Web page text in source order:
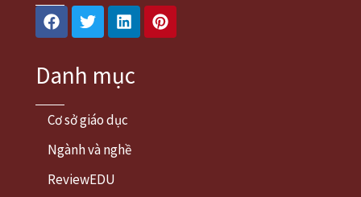
FacebookTwitterLinkedinPinterest
Danh mục
Cơ sở giáo dục
Ngành và nghề
ReviewEDU